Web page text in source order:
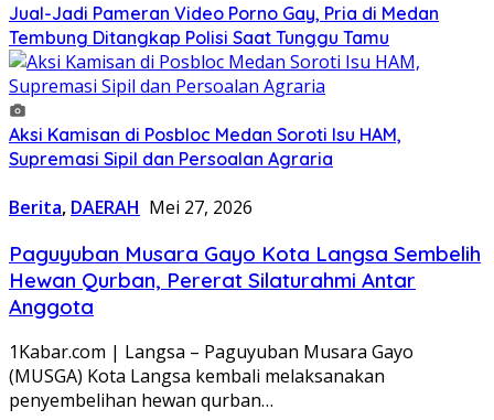
Jual-Jadi Pameran Video Porno Gay, Pria di Medan
Tembung Ditangkap Polisi Saat Tunggu Tamu
Aksi Kamisan di Posbloc Medan Soroti Isu HAM,
Supremasi Sipil dan Persoalan Agraria
Berita, DAERAH Mei 27, 2026
Paguyuban Musara Gayo Kota Langsa Sembelih
Hewan Qurban, Pererat Silaturahmi Antar
Anggota
1Kabar.com | Langsa – Paguyuban Musara Gayo
(MUSGA) Kota Langsa kembali melaksanakan
penyembelihan hewan qurban…